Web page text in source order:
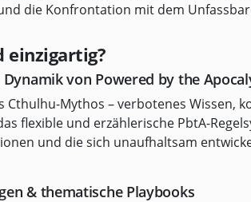
die Konfrontation mit dem
einzigartig?
von Powered by the
Cthulhu-Mythos – verbotenes Wissen,
flexible und erzählerische PbtA-
und die sich unaufhaltsam
& thematische Playbooks